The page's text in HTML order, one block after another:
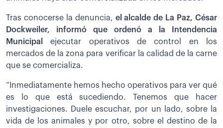
Tras conocerse la denuncia, el alcalde de La Paz, César
Dockweiler, informó que ordenó a la Intendencia
Municipal
ejecutar operativos de control en los
mercados de la zona para verificar la calidad de la carne
que se comercializa.
“Inmediatamente hemos hecho operativos para ver qué
es lo que está sucediendo. Tenemos que hacer
investigaciones. Duele escuchar, por un lado, sobre la
vida de los animales y por otro, sobre el destino de la